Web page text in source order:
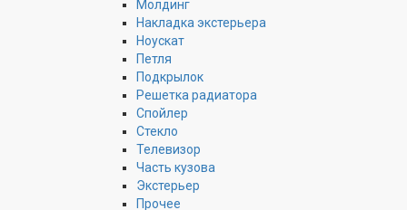
Молдинг
Накладка экстерьера
Ноускат
Петля
Подкрылок
Решетка радиатора
Спойлер
Стекло
Телевизор
Часть кузова
Экстерьер
Прочее